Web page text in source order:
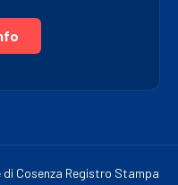
Cosenza Registro Stampa